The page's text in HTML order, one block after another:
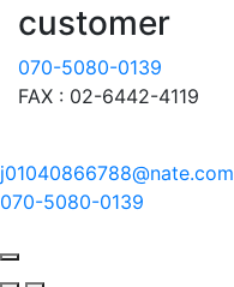
customer
070-5080-0139
FAX : 02-6442-4119
j01040866788@nate.com
070-5080-0139